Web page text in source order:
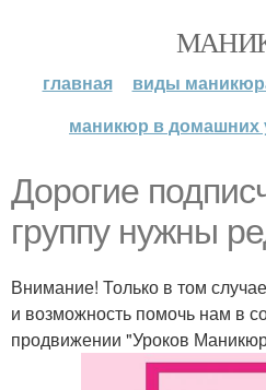
главная виды
маникюр в домашних
Дорогие
группу нужны
Внимание! Только в том
и возможность помочь нам в
продвижении "Уроков